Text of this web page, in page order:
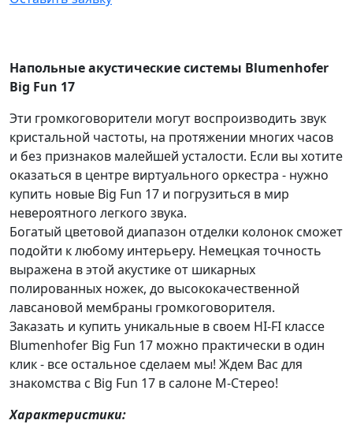
Напольные акустические системы Blumenhofer
Big Fun 17
Эти громкоговорители могут воспроизводить звук
кристальной частоты, на протяжении многих часов
и без признаков малейшей усталости. Если вы хотите
оказаться в центре виртуального оркестра - нужно
купить новые Big Fun 17 и погрузиться в мир
невероятного легкого звука.
Богатый цветовой диапазон отделки колонок сможет
подойти к любому интерьеру. Немецкая точность
выражена в этой акустике от шикарных
полированных ножек, до высококачественной
лавсановой мембраны громкоговорителя.
Заказать и купить уникальные в своем HI-FI классе
Blumenhofer Big Fun 17 можно практически в один
клик - все остальное сделаем мы! Ждем Вас для
знакомства с Big Fun 17 в салоне М-Стерео!
Характеристики: